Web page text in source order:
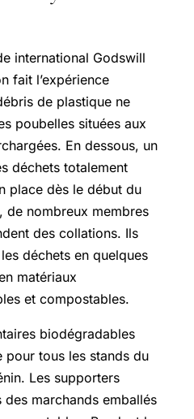
international Godswill
fait l’expérience
de plastique ne
poubelles situées aux
En dessous, un
déchets totalement
place dès le début du
de nombreux membres
des collations. Ils
déchets en quelques
matériaux
et compostables.
biodégradables
pour tous les stands du
Les supporters
marchands emballés